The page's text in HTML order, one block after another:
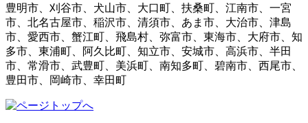
豊明市、刈谷市、犬山市、大口町、扶桑町、江南市、一宮
市、北名古屋市、稲沢市、清須市、あま市、大治市、津島
市、愛西市、蟹江町、飛島村、弥富市、東海市、大府市、知
多市、東浦町、阿久比町、知立市、安城市、高浜市、半田
市、常滑市、武豊町、美浜町、南知多町、碧南市、西尾市、
豊田市、岡崎市、幸田町